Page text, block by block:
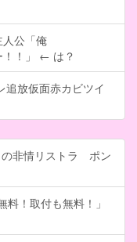
公「俺
！！」 ← は？
追放仮面赤カビツイ
の非情リストラ ポン
！取付も無料！」